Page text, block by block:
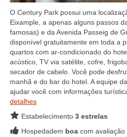
O Century Park possui uma
Eixample, a apenas alguns passos
famosas) e da Avenida Passeig de
disponível gratuitamente em toda a
quartos com ar-condicionado do
acústico, TV via satélite, cofre,
secador de cabelo. Você pode
manhã e do bar do hotel. A equipe
ajudar você com informações
detalhes
Estabelecimento 3 estrelas
Hospedadem boa com avaliação